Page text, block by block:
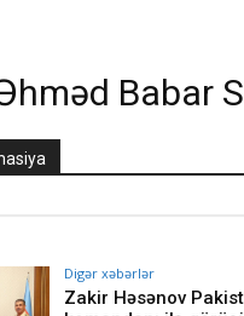
Babar
Digər xəbərlər
Zakir Həsənov